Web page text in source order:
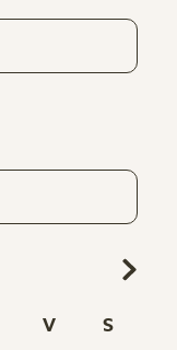
V S